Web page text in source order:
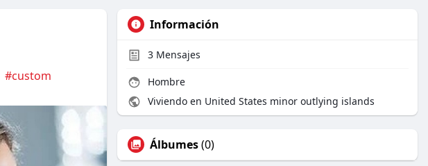
#custom
Información
3 Mensajes
Hombre
Viviendo en United States minor outlying islands
Álbumes(0)